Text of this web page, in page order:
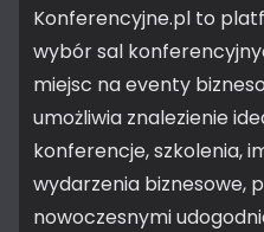
Konferencyjne.pl to
wybór sal
miejsc na eventy
umożliwia znalezienie
konferencje, szkolenia,
wydarzenia biznesowe,
nowoczesnymi